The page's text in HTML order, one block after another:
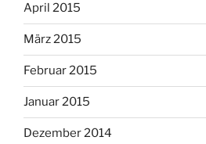
April 2015
März 2015
Februar 2015
Januar 2015
Dezember 2014